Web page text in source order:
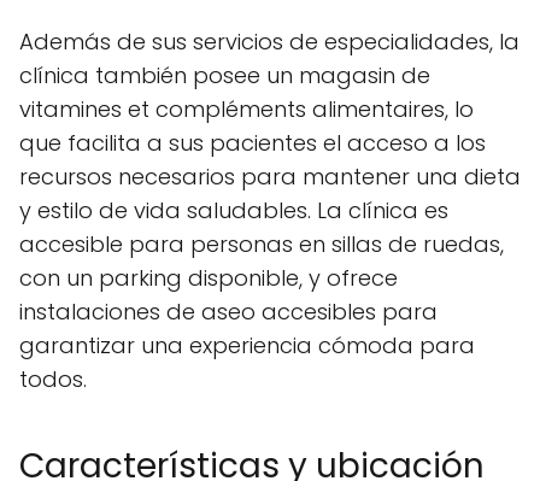
Además de sus servicios de especialidades, la
clínica también posee un magasin de
vitamines et compléments alimentaires, lo
que facilita a sus pacientes el acceso a los
recursos necesarios para mantener una dieta
y estilo de vida saludables. La clínica es
accesible para personas en sillas de ruedas,
con un parking disponible, y ofrece
instalaciones de aseo accesibles para
garantizar una experiencia cómoda para
todos.
Características y ubicación